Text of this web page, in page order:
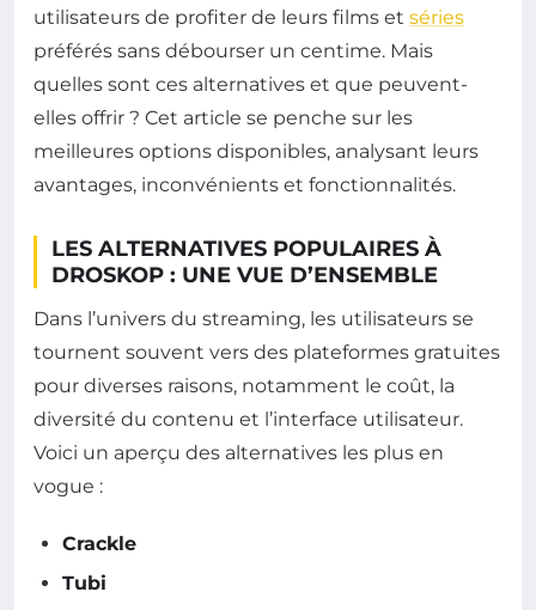
utilisateurs de profiter de leurs films et séries
préférés sans débourser un centime. Mais
quelles sont ces alternatives et que peuvent-
elles offrir ? Cet article se penche sur les
meilleures options disponibles, analysant leurs
avantages, inconvénients et fonctionnalités.
LES ALTERNATIVES POPULAIRES À
DROSKOP : UNE VUE D’ENSEMBLE
Dans l’univers du streaming, les utilisateurs se
tournent souvent vers des plateformes gratuites
pour diverses raisons, notamment le coût, la
diversité du contenu et l’interface utilisateur.
Voici un aperçu des alternatives les plus en
vogue :
Crackle
Tubi